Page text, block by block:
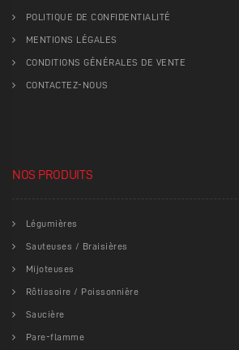
POLITIQUE DE CONFIDENTIALITÉ
MENTIONS LÉGALES
CONDITIONS GÉNÉRALES DE VENTE
CONTACTEZ-NOUS
NOS PRODUITS
Légumières
Sauteuses / Braisières
Mijoteuses
Rôtissoire / Poissonnière
Saucière
Pare-flamme